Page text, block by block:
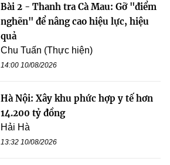
Bài 2 - Thanh tra Cà Mau: Gỡ "điểm
nghẽn" để nâng cao hiệu lực, hiệu
quả
Chu Tuấn (Thực hiện)
14:00 10/08/2026
Hà Nội: Xây khu phức hợp y tế hơn
14.200 tỷ đồng
Hải Hà
13:32 10/08/2026